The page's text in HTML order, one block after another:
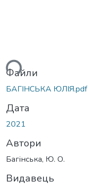
Файли
БАГІНСЬКА ЮЛІЯ.pdf
Дата
2021
Автори
Багінська, Ю. О.
Видавець